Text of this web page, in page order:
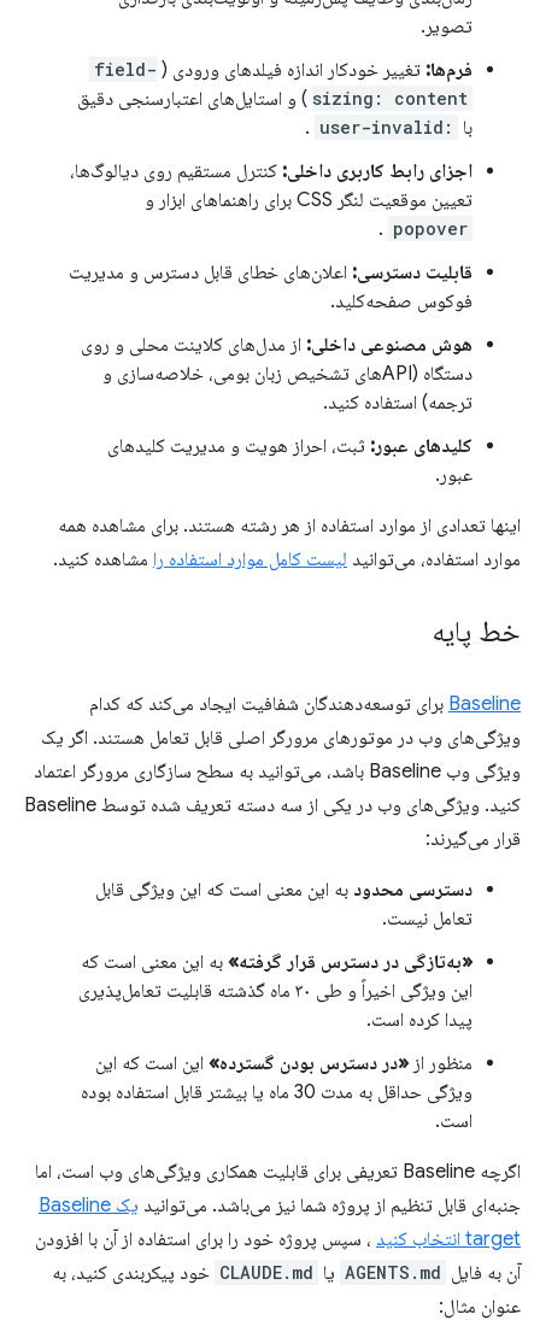
تصویر.
فرم‌ها: تغییر خودکار اندازه فیلدهای ورودی ( field-
sizing: content ) و استایل‌های اعتبارسنجی دقیق
با
:user-invalid
.
اجزای رابط کاربری داخلی: کنترل مستقیم روی دیالوگ‌ها،
تعیین موقعیت لنگر CSS برای راهنماهای ابزار و
popover
.
قابلیت دسترسی: اعلان‌های خطای قابل دسترس و مدیریت
فوکوس صفحه‌کلید.
هوش مصنوعی داخلی: از مدل‌های کلاینت محلی و روی
دستگاه (APIهای تشخیص زبان بومی، خلاصه‌سازی و
ترجمه) استفاده کنید.
کلیدهای عبور: ثبت، احراز هویت و مدیریت کلیدهای
عبور.
اینها تعدادی از موارد استفاده از هر رشته هستند. برای مشاهده همه
موارد استفاده، می‌توانید لیست کامل موارد استفاده را مشاهده کنید.
خط پایه
Baseline برای توسعه‌دهندگان شفافیت ایجاد می‌کند که کدام
ویژگی‌های وب در موتورهای مرورگر اصلی قابل تعامل هستند. اگر یک
ویژگی وب Baseline باشد، می‌توانید به سطح سازگاری مرورگر اعتماد
کنید. ویژگی‌های وب در یکی از سه دسته تعریف شده توسط Baseline
قرار می‌گیرند:
دسترسی محدود به این معنی است که این ویژگی قابل
تعامل نیست.
«به‌تازگی در دسترس قرار گرفته» به این معنی است که
این ویژگی اخیراً و طی ۳۰ ماه گذشته قابلیت تعامل‌پذیری
پیدا کرده است.
منظور از «در دسترس بودن گسترده» این است که این
ویژگی حداقل به مدت 30 ماه یا بیشتر قابل استفاده بوده
است.
اگرچه Baseline تعریفی برای قابلیت همکاری ویژگی‌های وب است، اما
جنبه‌ای قابل تنظیم از پروژه شما نیز می‌باشد. می‌توانید
یک Baseline
target انتخاب کنید
، سپس پروژه خود را برای استفاده از آن با افزودن
آن به فایل AGENTS.md یا CLAUDE.md خود پیکربندی کنید، به
عنوان مثال: